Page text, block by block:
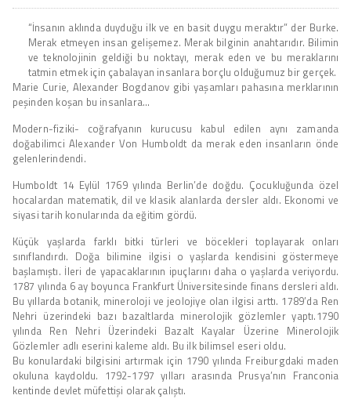
“İnsanın aklında duyduğu ilk ve en basit duygu meraktır” der Burke.
Merak etmeyen insan gelişemez. Merak bilginin anahtarıdır. Bilimin
ve teknolojinin geldiği bu noktayı, merak eden ve bu meraklarını
tatmin etmek için çabalayan insanlara borçlu olduğumuz bir gerçek.
Marie Curie, Alexander Bogdanov gibi yaşamları pahasına merklarının
peşinden koşan bu insanlara…
Modern-fiziki- coğrafyanın kurucusu kabul edilen aynı zamanda
doğabilimci Alexander Von Humboldt da merak eden insanların önde
gelenlerindendi.
Humboldt 14 Eylül 1769 yılında Berlin’de doğdu. Çocukluğunda özel
hocalardan matematik, dil ve klasik alanlarda dersler aldı. Ekonomi ve
siyasi tarih konularında da eğitim gördü.
Küçük yaşlarda farklı bitki türleri ve böcekleri toplayarak onları
sınıflandırdı. Doğa bilimine ilgisi o yaşlarda kendisini göstermeye
başlamıştı. İleri de yapacaklarının ipuçlarını daha o yaşlarda veriyordu.
1787 yılında 6 ay boyunca Frankfurt Üniversitesinde finans dersleri aldı.
Bu yıllarda botanik, mineroloji ve jeolojiye olan ilgisi arttı. 1789’da Ren
Nehri üzerindeki bazı bazaltlarda minerolojik gözlemler yaptı.1790
yılında Ren Nehri Üzerindeki Bazalt Kayalar Üzerine Minerolojik
Gözlemler adlı eserini kaleme aldı. Bu ilk bilimsel eseri oldu.
Bu konulardaki bilgisini artırmak için 1790 yılında Freiburgdaki maden
okuluna kaydoldu. 1792-1797 yılları arasında Prusya’nın Franconia
kentinde devlet müfettişi olarak çalıştı.